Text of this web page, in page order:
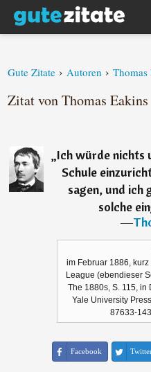
Gute Zitate › Autoren › Thomas
Zitat von Thomas Eakins
„Ich würde nichts
Schule
sagen, und ich
solche
―
im Februar 1886,
League (ebendieser
The 1880s, S. 115, in
Yale University
87633-
Facebook